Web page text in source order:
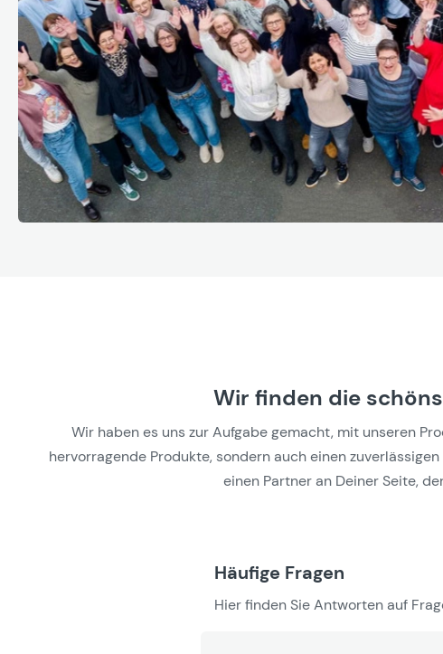
Wir finden die
Wir haben es uns zur Aufgabe gemacht, mit unseren
hervorragende Produkte, sondern auch einen
einen Partner an Deiner Seite,
Häufige Fragen
Hier finden Sie Antworten auf